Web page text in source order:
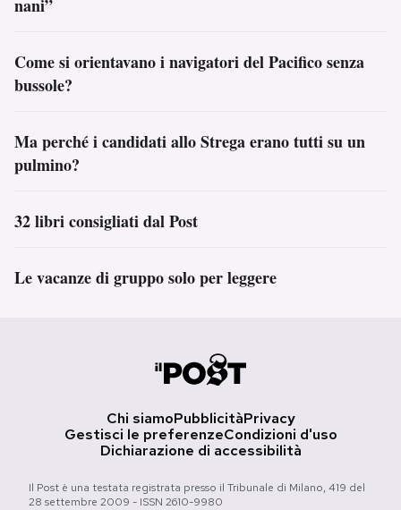
nani”
Come si orientavano i navigatori del Pacifico senza
bussole?
Ma perché i candidati allo Strega erano tutti su un
pulmino?
32 libri consigliati dal Post
Le vacanze di gruppo solo per leggere
Chi siamoPubblicitàPrivacy
Gestisci le preferenzeCondizioni d'uso
Dichiarazione di accessibilità
Il Post è una testata registrata presso il Tribunale di Milano, 419 del
28 settembre 2009 - ISSN 2610-9980